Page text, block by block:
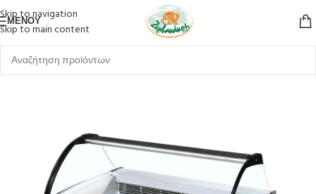
Skip to navigation
Skip to main content
ΜΕΝΟΎ